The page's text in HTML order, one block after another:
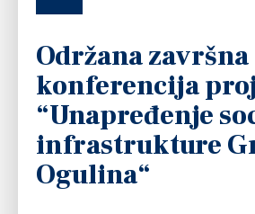
Održana završna
konferencija
“Unapređenje
infrastrukture
Ogulina“